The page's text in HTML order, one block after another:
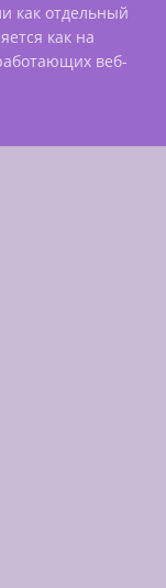
как отдельный
как на
веб-